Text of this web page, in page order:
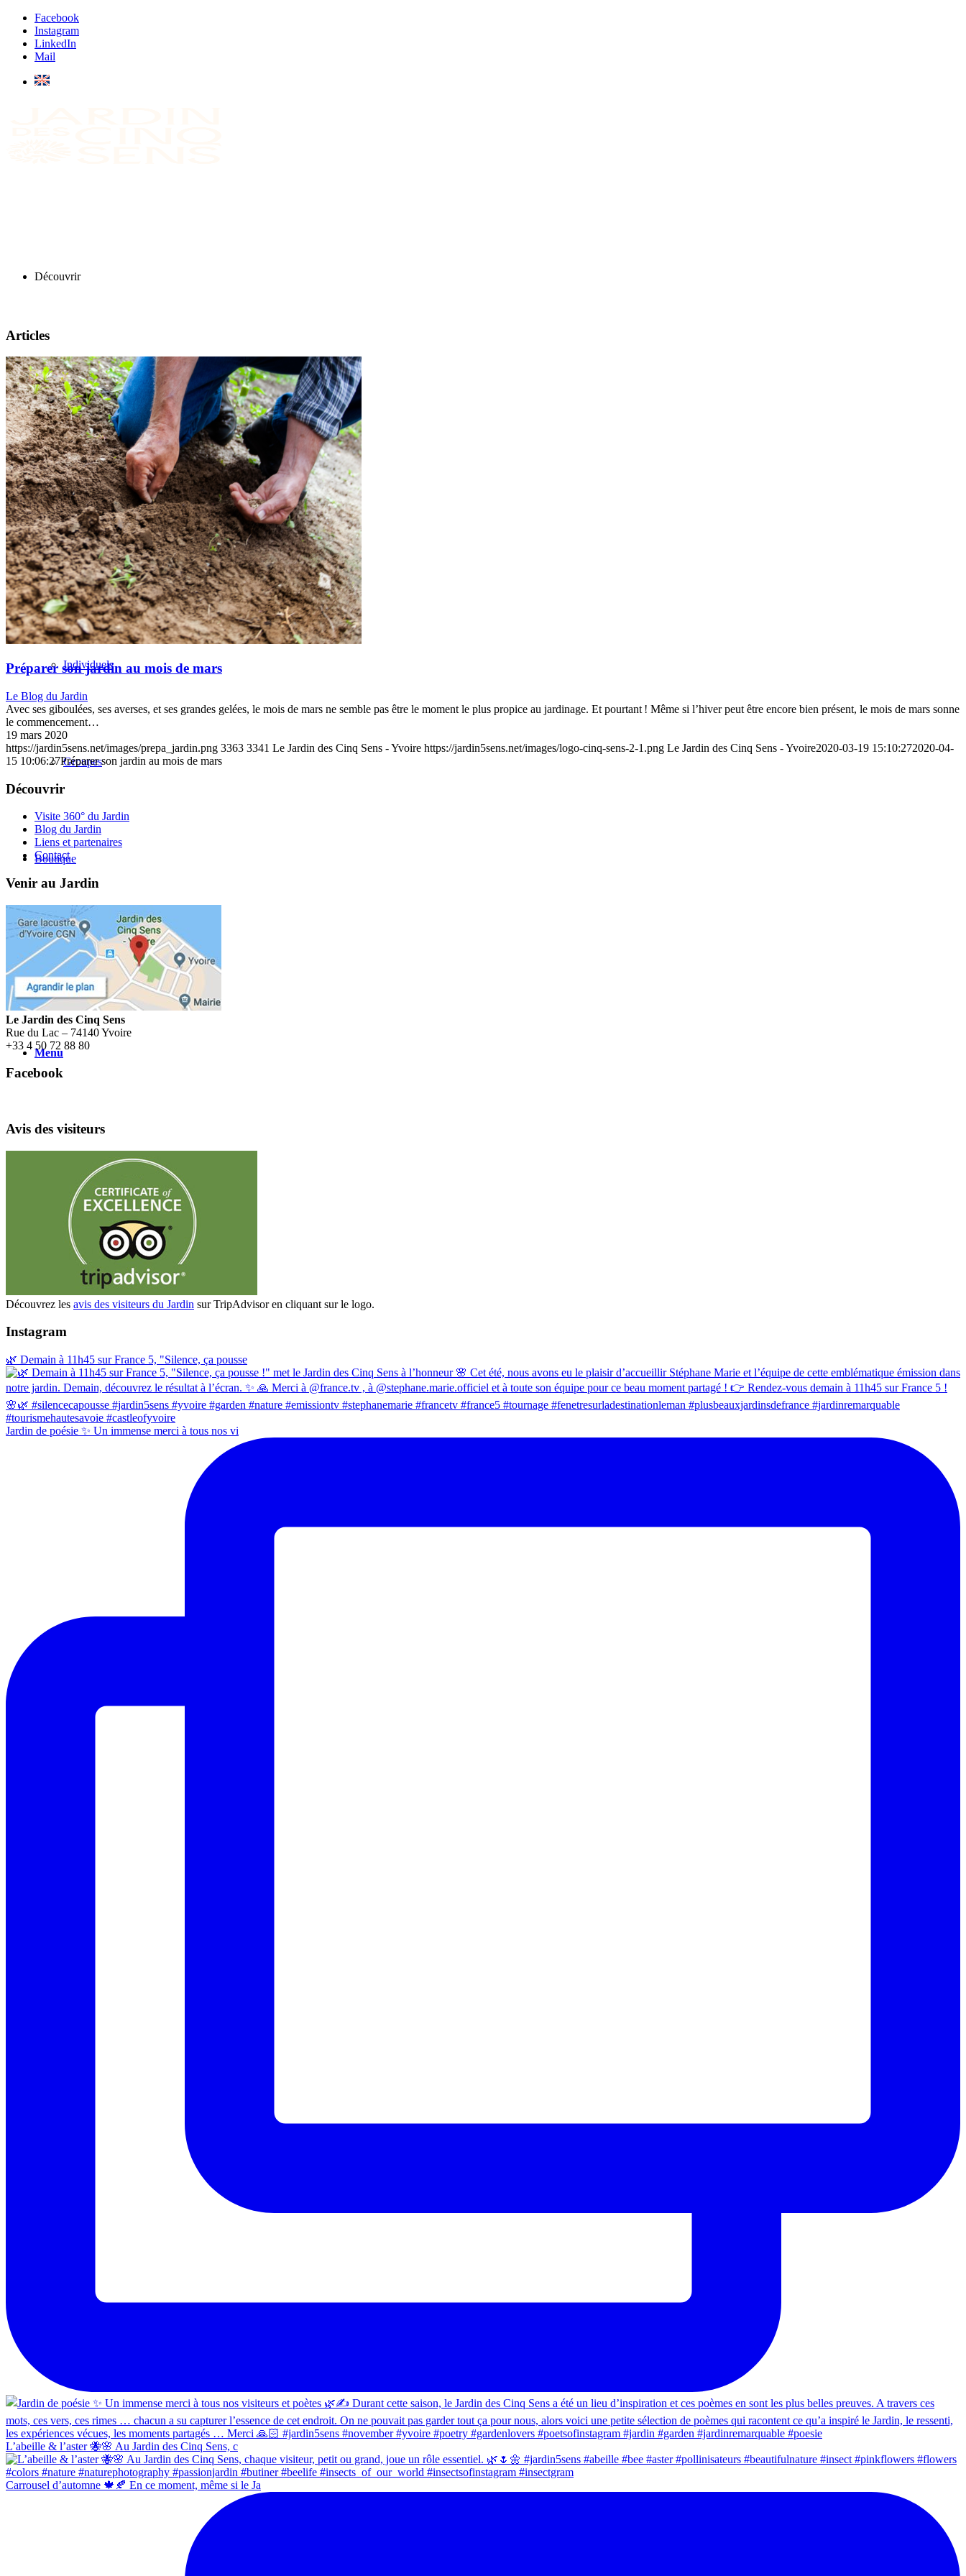
Facebook
Instagram
LinkedIn
Mail
Découvrir
Présentation
Informations pratiques
Billetterie
Individuels
Groupes
Boutique
Blog
Menu
Articles
Préparer son jardin au mois de mars
Le Blog du Jardin
Avec ses giboulées, ses averses, et ses grandes gelées, le mois de mars ne semble pas être le moment le plus propice au jardinage. Et pourtant ! Même si l’hiver peut être encore bien présent, le mois de mars sonne
le commencement…
19 mars 2020
https://jardin5sens.net/images/prepa_jardin.png 3363 3341 Le Jardin des Cinq Sens - Yvoire https://jardin5sens.net/images/logo-cinq-sens-2-1.png Le Jardin des Cinq Sens - Yvoire2020-03-19 15:10:272020-04-
15 10:06:27Préparer son jardin au mois de mars
Découvrir
Visite 360° du Jardin
Blog du Jardin
Liens et partenaires
Contact
Venir au Jardin
Le Jardin des Cinq Sens
Rue du Lac – 74140 Yvoire
+33 4 50 72 88 80
Facebook
Avis des visiteurs
Découvrez les avis des visiteurs du Jardin sur TripAdvisor en cliquant sur le logo.
Instagram
🌿 Demain à 11h45 sur France 5, "Silence, ça pousse
Jardin de poésie ✨ Un immense merci à tous nos vi
L’abeille & l’aster 🐝🌸 Au Jardin des Cinq Sens, c
Carrousel d’automne 🍁🍂 En ce moment, même si le Ja